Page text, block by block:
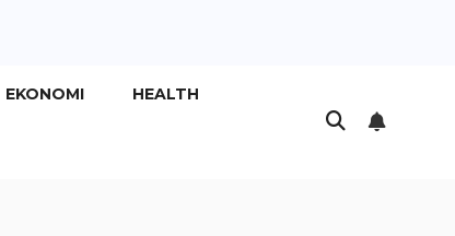
EKONOMI HEALTH